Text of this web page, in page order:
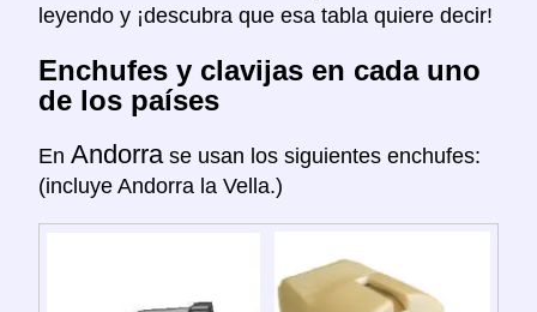
leyendo y ¡descubra que esa tabla quiere decir!
Enchufes y clavijas en cada uno
de los países
En Andorra se usan los siguientes enchufes:
(incluye Andorra la Vella.)